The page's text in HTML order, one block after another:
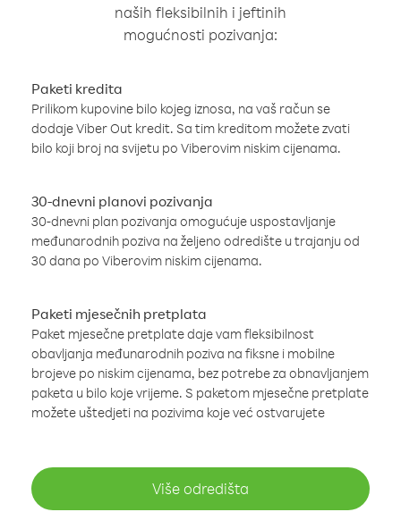
naših fleksibilnih i jeftinih
mogućnosti pozivanja:
Paketi kredita
Prilikom kupovine bilo kojeg iznosa, na vaš račun se
dodaje Viber Out kredit. Sa tim kreditom možete zvati
bilo koji broj na svijetu po Viberovim niskim cijenama.
30-dnevni planovi pozivanja
30-dnevni plan pozivanja omogućuje uspostavljanje
međunarodnih poziva na željeno odredište u trajanju od
30 dana po Viberovim niskim cijenama.
Paketi mjesečnih pretplata
Paket mjesečne pretplate daje vam fleksibilnost
obavljanja međunarodnih poziva na fiksne i mobilne
brojeve po niskim cijenama, bez potrebe za obnavljanjem
paketa u bilo koje vrijeme. S paketom mjesečne pretplate
možete uštedjeti na pozivima koje već ostvarujete
Više odredišta